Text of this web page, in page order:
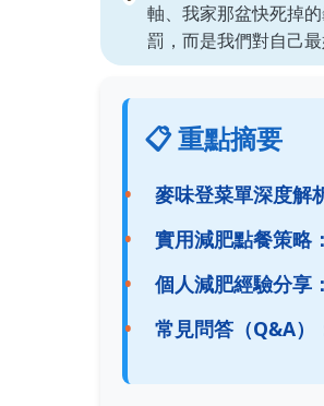
軸、我家那盆快死掉
罰，而是我們對自己
📋 重點摘要
麥味登菜單深度解
實用減肥點餐策略
個人減肥經驗分享
常見問答（Q&A）